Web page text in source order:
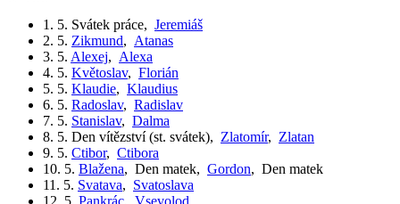
1. 5. Svátek práce, Jeremiáš
2. 5. Zikmund, Atanas
3. 5. Alexej, Alexa
4. 5. Květoslav, Florián
5. 5. Klaudie, Klaudius
6. 5. Radoslav, Radislav
7. 5. Stanislav, Dalma
8. 5. Den vítězství (st. svátek), Zlatomír, Zlatan
9. 5. Ctibor, Ctibora
10. 5. Blažena, Den matek, Gordon, Den matek
11. 5. Svatava, Svatoslava